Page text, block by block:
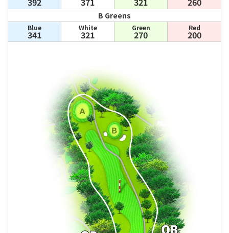
B Greens
Blue
341
White
321
Green
270
Red
200